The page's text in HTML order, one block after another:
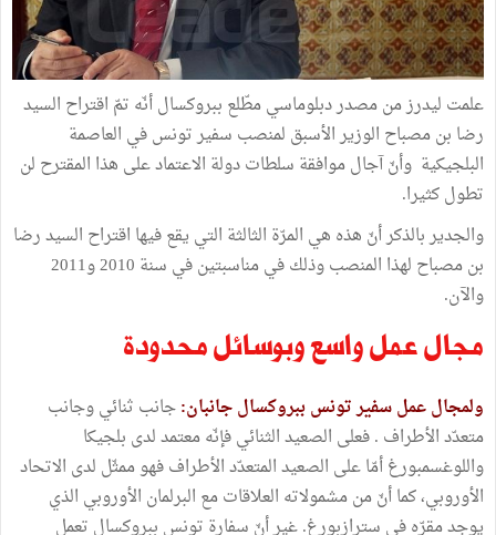
علمت ليدرز من مصدر دبلوماسي مطّلع ببروكسال أنّه تمّ اقتراح السيد
رضا بن مصباح الوزير الأسبق لمنصب سفير تونس في العاصمة
البلجيكية وأنّ آجال موافقة سلطات دولة الاعتماد على هذا المقترح لن
تطول كثيرا.
والجدير بالذكر أنّ هذه هي المرّة الثالثة التي يقع فيها اقتراح السيد رضا
بن مصباح لهذا المنصب وذلك في مناسبتين في سنة 2010 و2011
والآن.
مجال عمل واسع وبوسائل محدودة
ولمجال عمل سفير تونس ببروكسال جانبان:جانب ثنائي وجانب
متعدّد الأطراف . فعلى الصعيد الثنائي فإنّه معتمد لدى بلجيكا
واللوغسمبورغ أمّا على الصعيد المتعدّد الأطراف فهو ممثّل لدى الاتحاد
الأوروبي، كما أنّ من مشمولاته العلاقات مع البرلمان الأوروبي الذي
يوجد مقرّه في سترازبورغ. غير أنّ سفارة تونس ببروكسال تعمل